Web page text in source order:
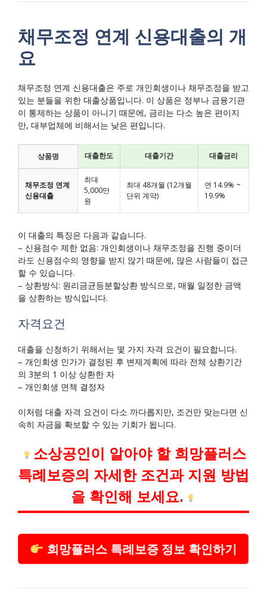
채무조정 연계 신용대출의 개
요
채무조정 연계 신용대출은 주로 개인회생이나 채무조정을 받고
있는 분들을 위한 대출상품입니다. 이 상품은 정부나 금융기관
이 통제하는 상품이 아니기 때문에, 금리는 다소 높은 편이지
만, 대부업체에 비해서는 낮은 편입니다.
상품명 대출한도 대출기간 대출금리
채무조정 연계
신용대출
최대
5,000만
원
최대 48개월 (12개월
단위 계약)
연 14.9% ~
19.9%
이 대출의 특징은 다음과 같습니다.
– 신용점수 제한 없음: 개인회생이나 채무조정을 진행 중이더
라도 신용점수의 영향을 받지 않기 때문에, 많은 사람들이 접근
할 수 있습니다.
– 상환방식: 원리금균등분할상환 방식으로, 매월 일정한 금액
을 상환하는 방식입니다.
자격요건
대출을 신청하기 위해서는 몇 가지 자격 요건이 필요합니다.
– 개인회생 인가가 결정된 후 변제계획에 따라 전체 상환기간
의 3분의 1 이상 상환한 자
– 개인회생 면책 결정자
이처럼 대출 자격 요건이 다소 까다롭지만, 조건만 맞는다면 신
속히 자금을 확보할 수 있는 기회가 됩니다.
소상공인이 알아야 할 희망플러스
특례보증의 자세한 조건과 지원 방법
을 확인해 보세요.
희망플러스 특례보증 정보 확인하기